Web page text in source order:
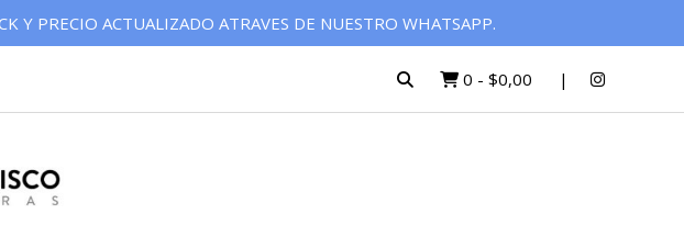
Y PRECIO ACTUALIZADO ATRAVES DE NUESTRO WHATSAPP.
0 - $0,00